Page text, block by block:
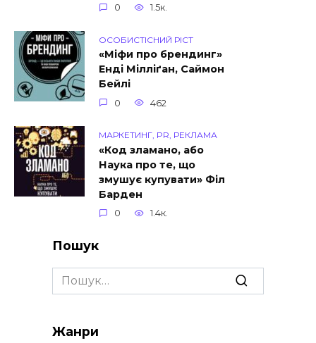
0 1.5к.
ОСОБИСТІСНИЙ РІСТ
«Міфи про брендинг»
Енді Мілліґан, Саймон
Бейлі
0 462
МАРКЕТИНГ, PR, РЕКЛАМА
«Код зламано, або
Наука про те, що
змушує купувати» Філ
Барден
0 1.4к.
Пошук
Search
for:
Жанри